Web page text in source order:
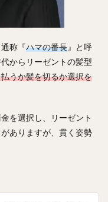
称『ハマの番長』と呼
からリーゼントの髪型
うか髪を切るか選択を
を選択し、リーゼント
ありますが、貫く姿勢
バラード